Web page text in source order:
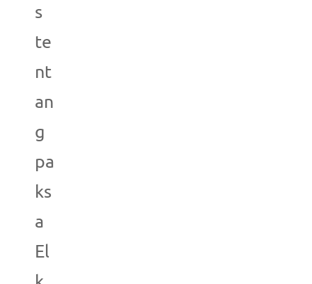
s
te
nt
an
g
pa
ks
a
El